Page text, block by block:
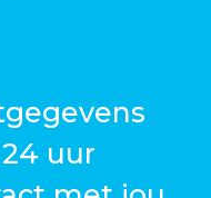
uur